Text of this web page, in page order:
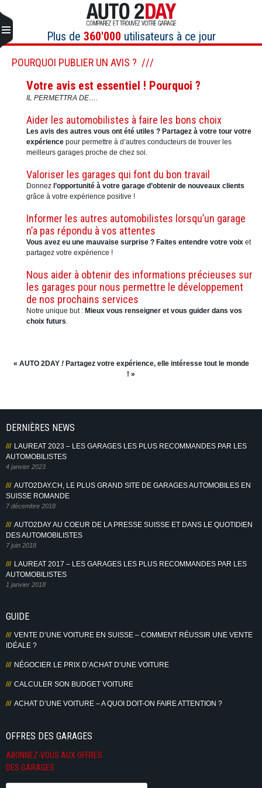
au
contenu
Plus de 360'000 utilisateurs à ce jour
POURQUOI PUBLIER UN AVIS ?
Votre avis est essentiel ! Pourquoi ?
IL PERMETTRA DE….
Aider les automobilistes à faire les bons choix
Les avis des autres vous ont été utiles ? Partagez à votre tour votre
expérience pour permettre à d’autres conducteurs de trouver les
meilleurs garages proche de chez soi.
Valoriser les garages qui font du bon travail
Donnez l’opportunité à votre garage d’obtenir de nouveaux clients
grâce à votre expérience positive !
Informer les autres automobilistes lorsqu’un garage
n’a pas répondu à vos attentes
Vous avez eu une mauvaise surprise ? Faites entendre votre voix et
partagez votre expérience !
Nous aider à obtenir des informations précieuses sur
les garages pour nous permettre le développement
de nos prochains services
Notre unique but : Mieux vous renseigner et vous guider dans vos
choix futurs.
« AUTO 2DAY !Partagez votre expérience, elle intéresse tout le monde
! »
DERNIÈRES NEWS
LAUREAT 2023 – LES GARAGES LES PLUS RECOMMANDES PAR LES
AUTOMOBILISTES
4 janvier 2023
AUTO2DAY.CH, LE PLUS GRAND SITE DE GARAGES AUTOMOBILES EN
SUISSE ROMANDE
7 décembre 2018
AUTO2DAY AU COEUR DE LA PRESSE SUISSE ET DANS LE QUOTIDIEN
DES AUTOMOBILISTES
7 juin 2018
LAUREAT 2017 – LES GARAGES LES PLUS RECOMMANDES PAR LES
AUTOMOBILISTES
1 janvier 2018
GUIDE
VENTE D’UNE VOITURE EN SUISSE – COMMENT RÉUSSIR UNE VENTE
IDÉALE ?
NÉGOCIER LE PRIX D’ACHAT D’UNE VOITURE
CALCULER SON BUDGET VOITURE
ACHAT D’UNE VOITURE – A QUOI DOIT-ON FAIRE ATTENTION ?
OFFRES DES GARAGES
ABONNEZ-VOUS AUX OFFRES
DES GARAGES